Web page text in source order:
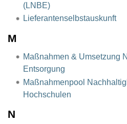
(LNBE)
Lieferantenselbstauskunft
M
Maßnahmen & Umsetzung
Entsorgung
Maßnahmenpool
Hochschulen
N